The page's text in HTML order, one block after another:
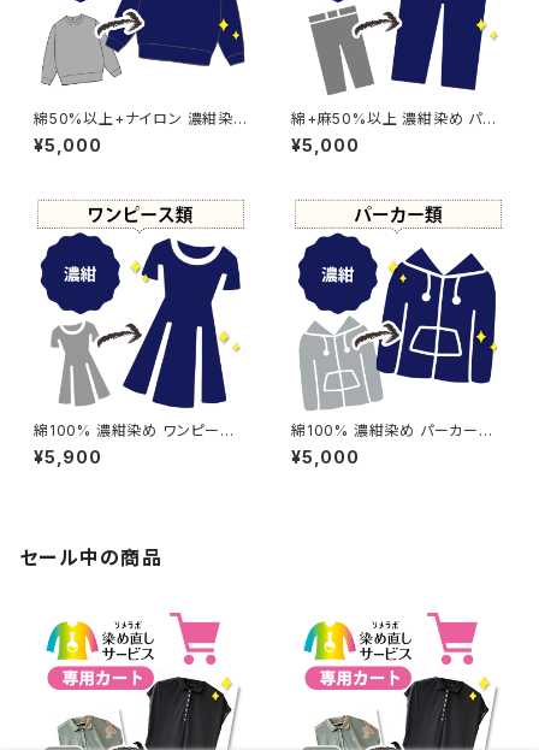
綿50%以上+ナイロン 濃紺染
め スウェット・トレーナー 【 - 強
い色あせ】 -染め直し[ネイビー
¥5,000
綿+麻50%以上 濃紺染め パン
ツ 【元色：紺(Navy) - 色あせあ
り】 -染め直し[ネイビー - Nav
¥5,000
綿100% 濃紺染め ワンピース
【元色：紺(Navy) - 色あせあり】
-染め直し[ネイビー - Navy]5
¥5,900
綿100% 濃紺染め パーカー
【元色：紺(Navy) - 強い色あ
せ】 -染め直し[ネイビー - Nav
¥5,000
セール中の商品